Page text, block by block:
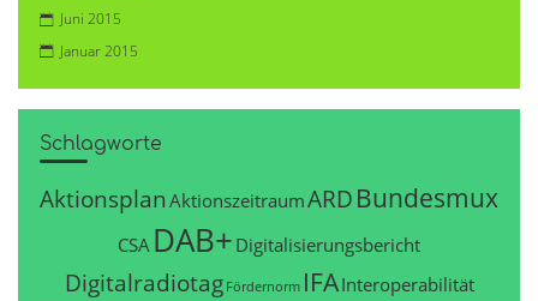
Juni 2015
Januar 2015
Schlagworte
Aktionsplan AktionszeitraumARD Bundesmux
CSA DAB+ Digitalisierungsbericht
Digitalradiotag Fördernorm IFAInteroperabilität